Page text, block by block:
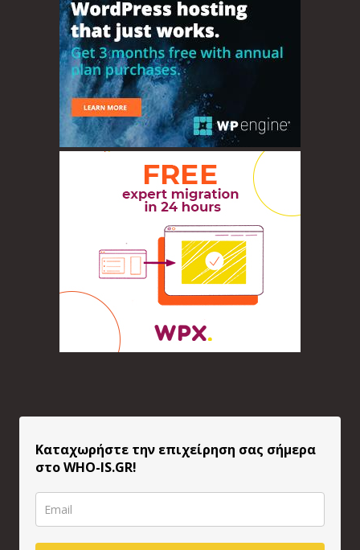
Καταχωρήστε την επιχείρηση σας σήμερα
στο WHO-IS.GR!